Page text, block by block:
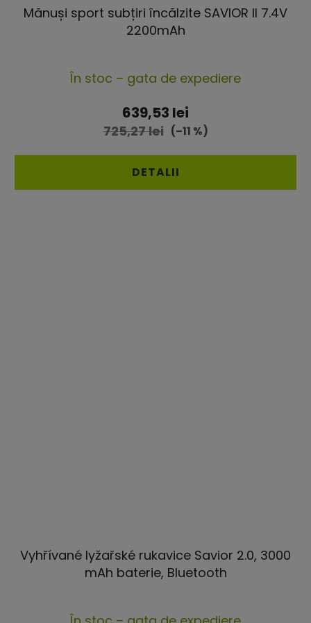
Mănuși sport subțiri încălzite SAVIOR II 7.4V
2200mAh
medie
a
produsului
4,2
din
În stoc – gata de expediere
639,53 lei
725,27 lei (–11 %)
DETALII
Vyhřívané lyžařské rukavice Savior 2.0, 3000
mAh baterie, Bluetooth